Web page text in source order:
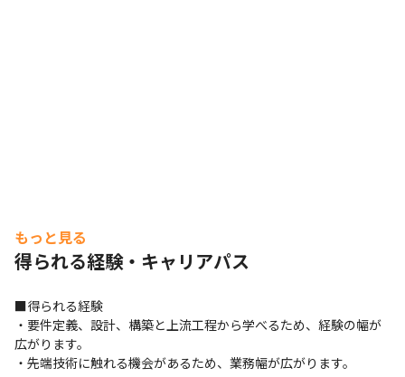
もっと見る
得られる経験・キャリアパス
■得られる経験
・要件定義、設計、構築と上流工程から学べるため、経験の幅が
広がります。
・先端技術に触れる機会があるため、業務幅が広がります。